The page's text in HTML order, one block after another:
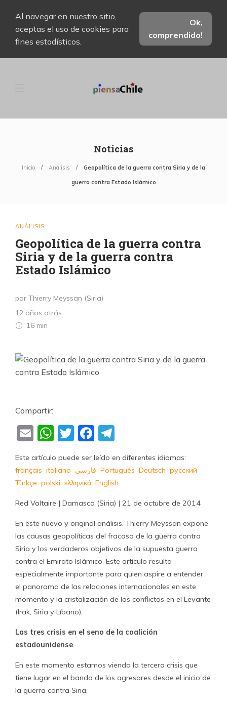
Al navegar en nuestro sitio,
aceptas el uso de cookies para
fines estadísticos.
Ok,
comprendido!
Noticias
Inicio Análisis Geopolítica de la guerra contra Siria y de la
guerra contra Estado Islámico
ANÁLISIS
Geopolítica de la guerra contra
Siria y de la guerra contra
Estado Islámico
por Thierry Meyssan (Siria)
12 años atrás
16 min
Compartir:
EmailWhatsApp
TwitterFacebook
Este artículo puede ser leído en diferentes idiomas:
français italiano فارسى Português Deutsch русский
Türkçe polski ελληνικά English
Red Voltaire | Damasco (Siria) | 21 de octubre de 2014
En este nuevo y original análisis, Thierry Meyssan expone
las causas geopolíticas del fracaso de la guerra contra
Siria y los verdaderos objetivos de la supuesta guerra
contra el Emirato Islámico. Este artículo resulta
especialmente importante para quien aspire a entender
el panorama de las relaciones internacionales en este
momento y la cristalización de los conflictos en el Levante
(Irak, Siria y Líbano).
Las tres crisis en el seno de la coalición
estadounidense
En este momento estamos viendo la tercera crisis que
tiene lugar en el bando de los agresores desde el inicio de
la guerra contra Siria.